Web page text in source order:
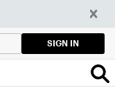
SIGN IN